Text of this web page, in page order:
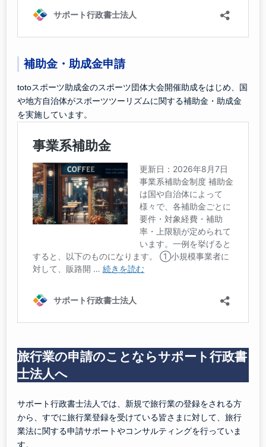
補助金・助成金申請
totoスポーツ助成金のスポーツ団体大会開催助成をはじめ、国
や地方自治体がスポーツツーリズムに関する補助金・助成金
を実施しています。
旅行業の申請のことならサポート行政書
士法人へ
サポート行政書士法人では、新規で旅行業の登録をされる方
から、すでに旅行業登録を受けている皆さまに対して、旅行
業法に関する申請サポートやコンサルティングを行っていま
す。